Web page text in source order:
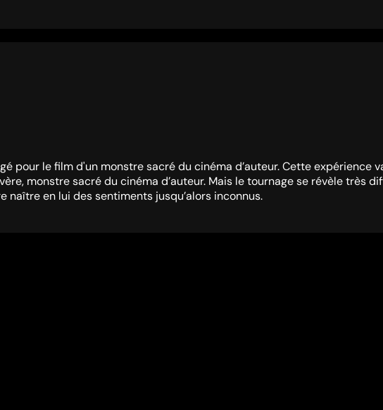
pour le film d'un monstre sacré du cinéma d’auteur. Cette expérience
monstre sacré du cinéma d’auteur. Mais le tournage se révèle très
en lui des sentiments jusqu’alors inconnus.